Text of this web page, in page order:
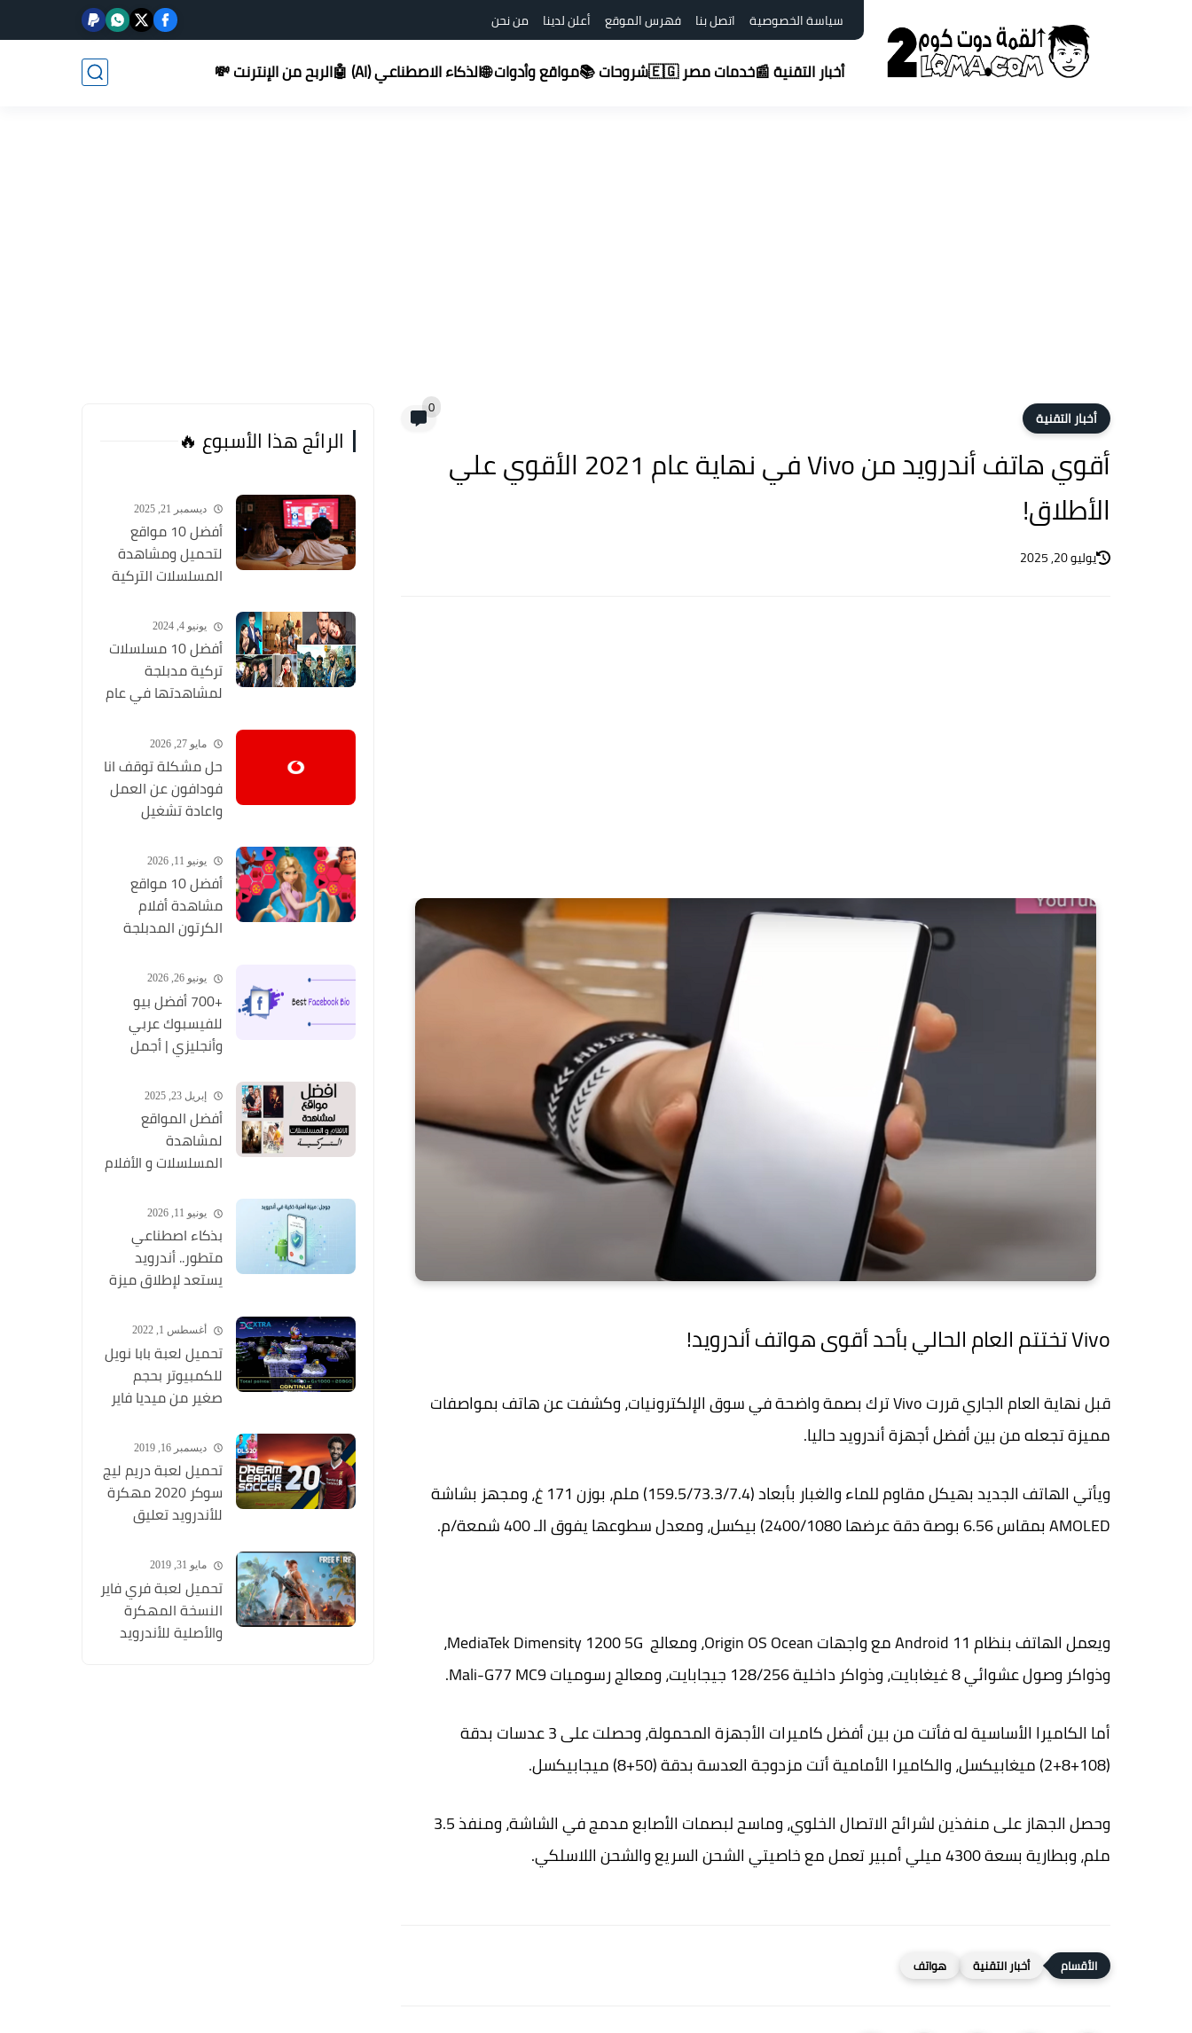
سياسة الخصوصية اتصل بنا فهرس الموقع أعلن لدينا من نحن
أخبار التقنية 📰خدمات مصر 🇪🇬 شروحات 📚مواقع وأدوات 🌐الذكاء الاصطناعي (AI) 🤖 الربح من الإنترنت 💸
أخبار التقنية 0
أقوي هاتف أندرويد من Vivo في نهاية عام 2021 الأقوي علي
الأطلاق!
يوليو 20, 2025
Vivo تختتم العام الحالي بأحد أقوى هواتف أندرويد!
قبل نهاية العام الجاري قررت Vivo ترك بصمة واضحة في سوق الإلكترونيات، وكشفت عن هاتف بمواصفات
مميزة تجعله من بين أفضل أجهزة أندرويد حاليا.
ويأتي الهاتف الجديد بهيكل مقاوم للماء والغبار بأبعاد (159.5/73.3/7.4) ملم، بوزن 171 غ، ومجهز بشاشة
AMOLED بمقاس 6.56 بوصة دقة عرضها 2400/1080) بيكسل، ومعدل سطوعها يفوق الـ 400 شمعة/م.
ويعمل الهاتف بنظام Android 11 مع واجهات Origin OS Ocean، ومعالج MediaTek Dimensity 1200 5G،
وذواكر وصول عشوائي 8 غيغابايت، وذواكر داخلية 128/256 جيجابايت، ومعالج رسوميات Mali-G77 MC9.
أما الكاميرا الأساسية له فأتت من بين أفضل كاميرات الأجهزة المحمولة، وحصلت على 3 عدسات بدقة
(108+8+2) ميغابيكسل، والكاميرا الأمامية أتت مزدوجة العدسة بدقة (50+8) ميجابيكسل.
وحصل الجهاز على منفذين لشرائح الاتصال الخلوي، وماسح لبصمات الأصابع مدمج في الشاشة، ومنفذ 3.5
ملم، وبطارية بسعة 4300 ميلي أمبير تعمل مع خاصيتي الشحن السريع والشحن اللاسلكي.
أخبار التقنية هواتف
الرائج هذا الأسبوع 🔥
ديسمبر 21, 2025
أفضل 10 مواقع
لتحميل ومشاهدة
المسلسلات التركية
يونيو 4, 2024
أفضل 10 مسلسلات
تركية مدبلجة
لمشاهدتها في عام
المسلسلات التركية
HD)
مايو 27, 2026
حل مشكلة توقف انا
فودافون عن العمل
واعادة تشغيل
يونيو 11, 2026
أفضل 10 مواقع
مشاهدة أفلام
الكرتون المدبلجة
يونيو 26, 2026
+700 أفضل بيو
للفيسبوك عربي
وأنجليزي | أجمل
للفيسبوك 2026
Facebook Stylish Bio
إبريل 23, 2025
أفضل المواقع
لمشاهدة
المسلسلات و الأفلام
وبجودة عالية
يونيو 11, 2026
بذكاء اصطناعي
متطور.. أندرويد
يستعد لإطلاق ميزة
المكالمات الاحتيالية
وتنهيها فوراً
أغسطس 1, 2022
تحميل لعبة بابا نويل
للكمبيوتر بحجم
صغير من ميديا فاير
ديسمبر 16, 2019
تحميل لعبة دريم ليج
سوكر 2020 مهكرة
للأندرويد تعليق
اصدار) Dream
League Soccer
مايو 31, 2019
تحميل لعبة فري فاير
النسخة المهكرة
والأصلية للأندرويد